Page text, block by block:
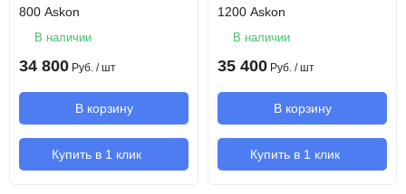
800 Askon
В наличии
34 800 Руб. / шт
В корзину
Купить в 1 клик
1200 Askon
В наличии
35 400 Руб. / шт
В корзину
Купить в 1 клик